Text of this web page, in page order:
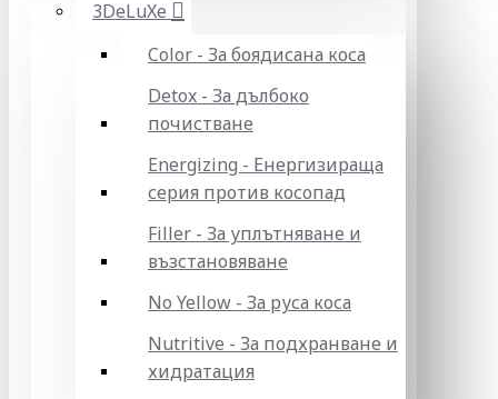
3DeLuXe
Color - За боядисана коса
Detox - За дълбоко
почистване
Energizing - Енергизираща
серия против косопад
Filler - За уплътняване и
възстановяване
No Yellow - За руса коса
Nutritive - За подхранване и
хидратация